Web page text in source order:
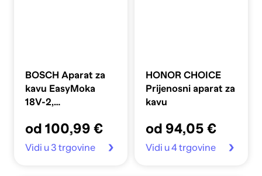
BOSCH Aparat za
kavu EasyMoka
18V-2,
inox
od 100,99 €
Vidi u 3 trgovine
HONOR CHOICE
Prijenosni aparat za
kavu
od 94,05 €
Vidi u 4 trgovine